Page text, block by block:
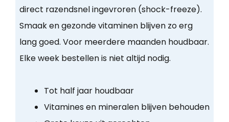
direct razendsnel ingevroren (shock-freeze).
Smaak en gezonde vitaminen blijven zo erg
lang goed. Voor meerdere maanden houdbaar.
Elke week bestellen is niet altijd nodig.
Tot half jaar houdbaar
Vitamines en mineralen blijven behouden